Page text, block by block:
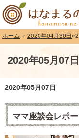
ホーム 2020年04月30日 «
2020年05月07日
和歌山（和歌山市・岩出市
注文住宅・高気密高断熱・
2020年05月07日
ママ座談会レポ